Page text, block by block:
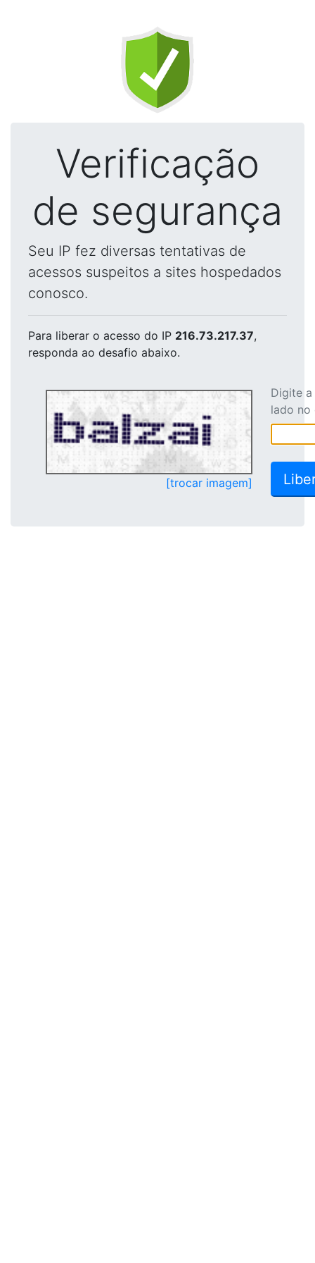
Verificação
de segurança
Seu IP fez diversas tentativas de
acessos suspeitos a sites hospedados
conosco.
Para liberar o acesso do IP 216.73.217.37,
responda ao desafio abaixo.
[trocar imagem]
Digite
lado no